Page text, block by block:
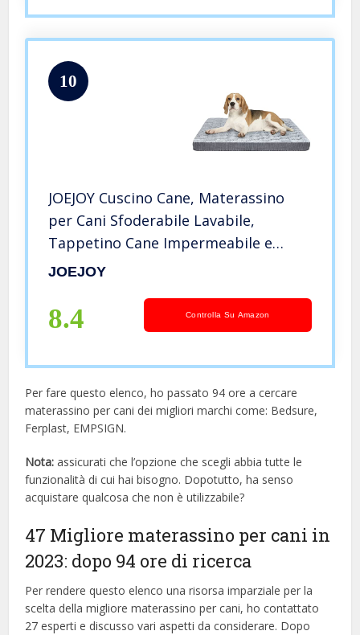
10
JOEJOY Cuscino Cane, Materassino
per Cani Sfoderabile Lavabile,
Tappetino Cane Impermeabile e
Antiscivolo, Letto per Animali
74 X 46 X 8 Cm (M), Grigio
JOEJOY
8.4 Controlla Su Amazon
Per fare questo elenco, ho passato 94 ore a cercare
materassino per cani dei migliori marchi come: Bedsure,
Ferplast, EMPSIGN.
Nota: assicurati che l’opzione che scegli abbia tutte le
funzionalità di cui hai bisogno. Dopotutto, ha senso
acquistare qualcosa che non è utilizzabile?
47 Migliore materassino per cani in
2023: dopo 94 ore di ricerca
Per rendere questo elenco una risorsa imparziale per la
scelta della migliore materassino per cani, ​​ho contattato
27 esperti e discusso vari aspetti da considerare. Dopo